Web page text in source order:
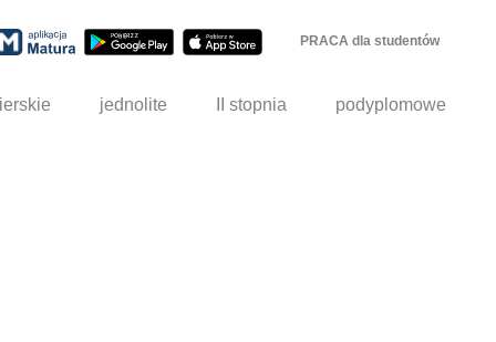
PRACA dla studentów
jednolite II stopnia podyplomowe